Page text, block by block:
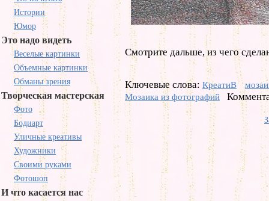
Истории
Юмор
Это надо видеть
Веселые картинки
Объемные картинки
Обманы зрения
Творческая мастерская
Фото
Бодиарт
Уличные креативы
Художники
Своими руками
Фотошоп
И что касается нас
Смотрите дальше, из чего
Ключевые слова: КреатиВ
Мозаика из фотографий